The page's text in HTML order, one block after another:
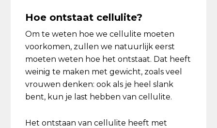
Hoe ontstaat cellulite?
Om te weten hoe we cellulite moeten
voorkomen, zullen we natuurlijk eerst
moeten weten hoe het ontstaat. Dat heeft
weinig te maken met gewicht, zoals veel
vrouwen denken: ook als je heel slank
bent, kun je last hebben van cellulite.
Het ontstaan van cellulite heeft met